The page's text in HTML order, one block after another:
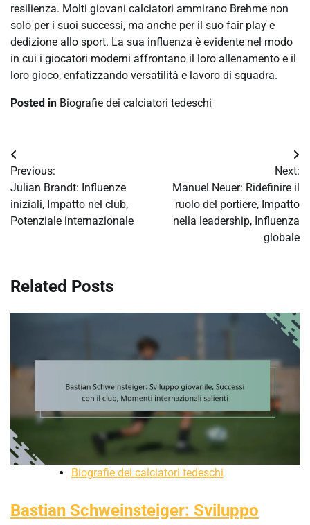
resilienza. Molti giovani calciatori ammirano Brehme non
solo per i suoi successi, ma anche per il suo fair play e
dedizione allo sport. La sua influenza è evidente nel modo
in cui i giocatori moderni affrontano il loro allenamento e il
loro gioco, enfatizzando versatilità e lavoro di squadra.
Posted in Biografie dei calciatori tedeschi
Post
navigation
Previous:
Julian Brandt: Influenze
iniziali, Impatto nel club,
Potenziale internazionale
Next:
Manuel Neuer: Ridefinire il
ruolo del portiere, Impatto
nella leadership, Influenza
globale
Related Posts
Biografie dei calciatori tedeschi
Bastian Schweinsteiger: Sviluppo